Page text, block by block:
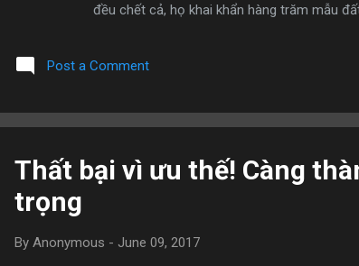
đều chết cả, họ khai khẩn hàng trăm mẫu
ngũ cốc để ăn, tuy không xây nhà gạch,
lại khiến bản thân chết tr...
Post a Comment
Thất bại vì ưu thế! Càng
trọng
By Anonymous - June 09, 2017